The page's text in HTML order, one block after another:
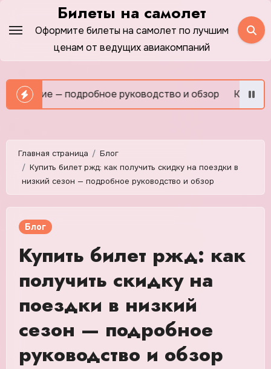
Билеты на самолет
Оформите билеты на самолет по лучшим
ценам от ведущих авиакомпаний
— подробное руководство и обзор Как сэкономить
Главная страница
Блог
Купить билет ржд: как получить скидку на поездки в
низкий сезон — подробное руководство и обзор
Блог
Купить билет ржд: как
получить скидку на
поездки в низкий
сезон — подробное
руководство и обзор